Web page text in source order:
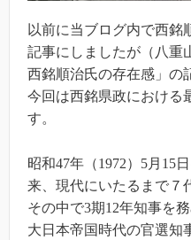
以前に当ブログ内で西銘
記事にしましたが（八重
西銘順治氏の存在感」の
今回は西銘県政における
す。
昭和47年（1972）5月15
来、現代にいたるまで７
その中で3期12年知事を
大日本帝国時代の官選知